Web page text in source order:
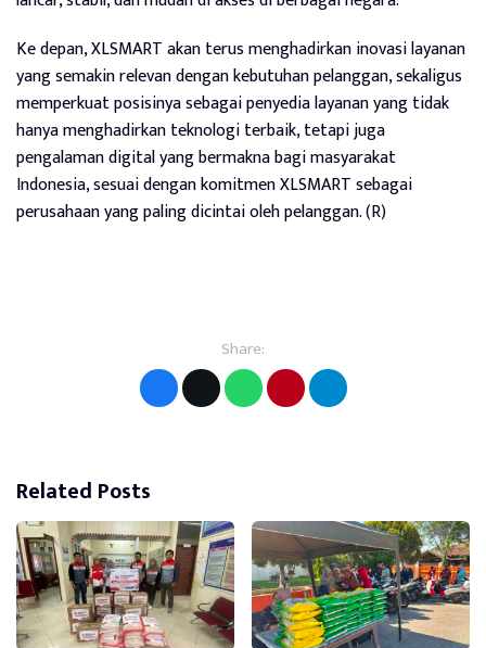
Ke depan, XLSMART akan terus menghadirkan inovasi layanan
yang semakin relevan dengan kebutuhan pelanggan, sekaligus
memperkuat posisinya sebagai penyedia layanan yang tidak
hanya menghadirkan teknologi terbaik, tetapi juga
pengalaman digital yang bermakna bagi masyarakat
Indonesia, sesuai dengan komitmen XLSMART sebagai
perusahaan yang paling dicintai oleh pelanggan. (R)
Share:
Related Posts